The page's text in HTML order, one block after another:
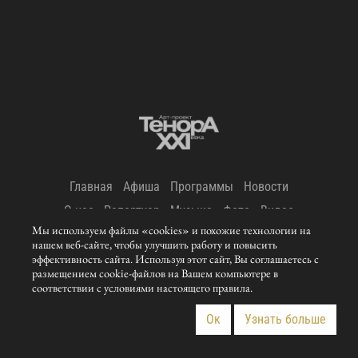
Мы используем файлы «cookies» и похожие технологии на
нашем веб-сайте, чтобы улучшить работу и повысить
эффективность сайта. Используя этот сайт, Вы соглашаетесь с
размещением cookie-файлов на Вашем компьютере в
соответствии с условиями настоящего правила.
Узнать больше
Ок
Главная Афиша Программы
Новости
О нас
Репертуар Музыка Фото
Видео
Контакты
© 2011-Tenors21century. All rights reserved. Privacy & Cookie
Policy.
Website by Blurex Studio.